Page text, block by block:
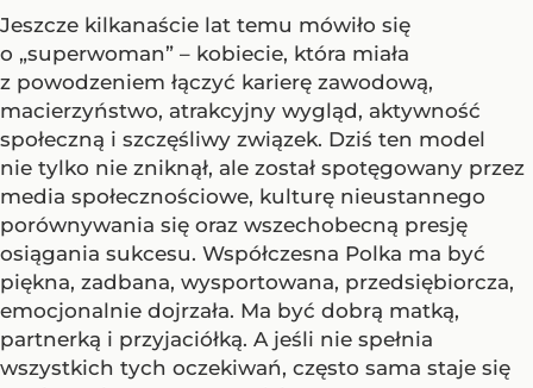
Jeszcze kilkanaście lat temu mówiło się
o „superwoman” – kobiecie, która miała
z powodzeniem łączyć karierę zawodową,
macierzyństwo, atrakcyjny wygląd, aktywność
społeczną i szczęśliwy związek. Dziś ten model
nie tylko nie zniknął, ale został spotęgowany przez
media społecznościowe, kulturę nieustannego
porównywania się oraz wszechobecną presję
osiągania sukcesu. Współczesna Polka ma być
piękna, zadbana, wysportowana, przedsiębiorcza,
emocjonalnie dojrzała. Ma być dobrą matką,
partnerką i przyjaciółką. A jeśli nie spełnia
wszystkich tych oczekiwań, często sama staje się